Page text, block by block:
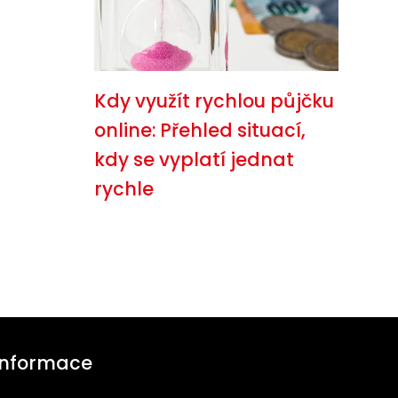
Kdy využít rychlou půjčku
online: Přehled situací,
kdy se vyplatí jednat
rychle